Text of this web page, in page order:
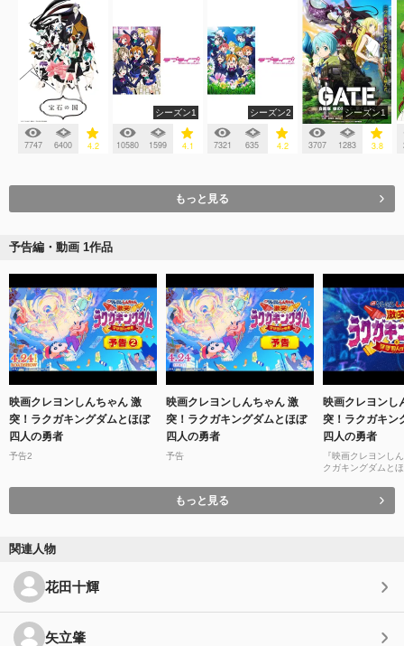
7747 6400 4.2
シーズン1
10580 1599 4.1
シーズン2
7321 635 4.2
シーズン1
3707 1283 3.8
もっと見る
予告編・動画 1作品
映画クレヨンしんちゃん 激
突！ラクガキングダムとほぼ
四人の勇者
予告2
映画クレヨンしんちゃん 激
突！ラクガキングダムとほぼ
四人の勇者
予告
映画クレヨンし
突！ラクガキン
四人の勇者
『映画クレヨンし
クガキングダムと
もっと見る
関連人物
花田十輝
矢立肇